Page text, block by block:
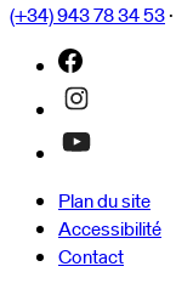
(+34) 943 78 34 53·
Plan du site
Accessibilité
Contact